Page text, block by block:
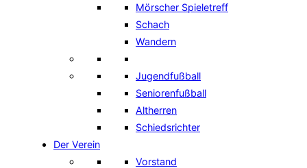
Mörscher Spieletreff
Schach
Wandern
Jugendfußball
Seniorenfußball
Altherren
Schiedsrichter
Der Verein
Vorstand